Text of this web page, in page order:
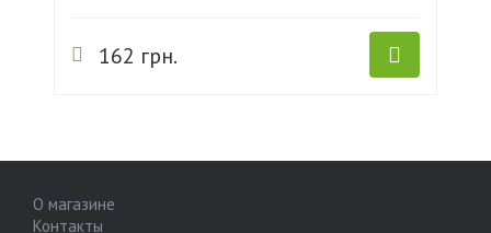
162 грн.
О магазине
Контакты